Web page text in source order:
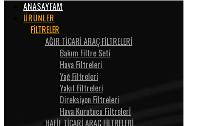
ANASAYFAM
ÜRÜNLER
FİLTRELER
AĞIR TİCARİ ARAÇ FİLTRELERİ
Bakım Filtre Seti
Hava Filtreleri
Yağ Filtreleri
Yakıt Filtreleri
Direksiyon Filtreleri
Hava Kurutucu Filtrelerİ
HAFİF TİCARİ ARAÇ FİLTRELERİ